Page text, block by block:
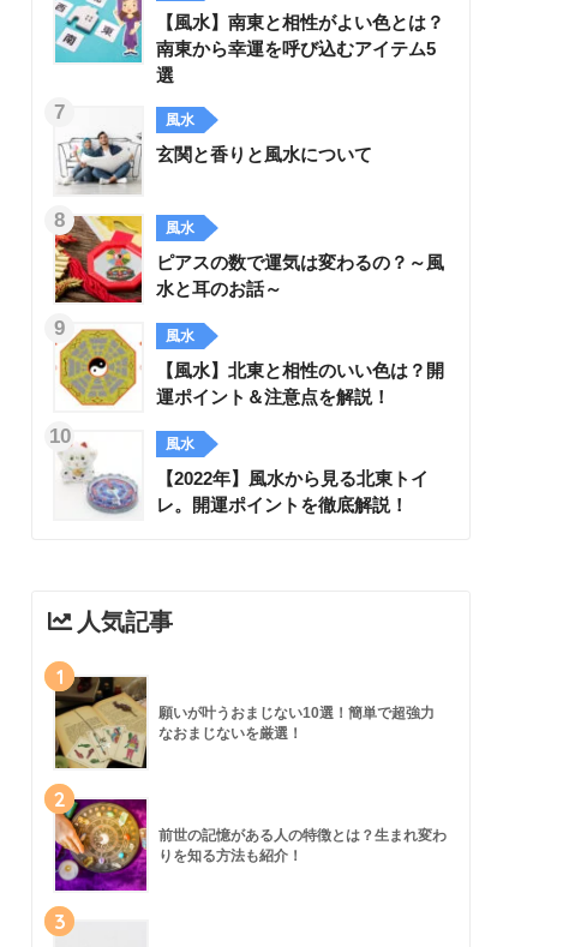
【風水】南東と相性がよい色とは？
南東から幸運を呼び込むアイテム5
選
風水
玄関と香りと風水について
風水
ピアスの数で運気は変わるの？～風
水と耳のお話～
風水
【風水】北東と相性のいい色は？開
運ポイント＆注意点を解説！
風水
【2022年】風水から見る北東トイ
レ。開運ポイントを徹底解説！
人気記事
1
願いが叶うおまじない10選！簡単で超強力
なおまじないを厳選！
2
前世の記憶がある人の特徴とは？生まれ変わ
りを知る方法も紹介！
3